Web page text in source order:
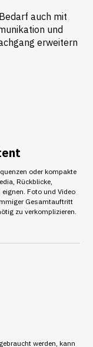
auch mit
und
erweitern
oder kompakte
Rückblicke,
Foto und Video
Gesamtauftritt
zu verkomplizieren.
werden, kann